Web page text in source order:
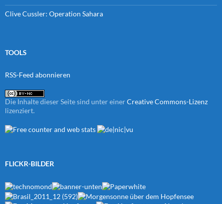
Clive Cussler: Operation Sahara
TOOLS
RSS-Feed abonnieren
Die Inhalte dieser Seite sind unter einerCreative Commons-Lizenz
lizenziert.
FLICKR-BILDER